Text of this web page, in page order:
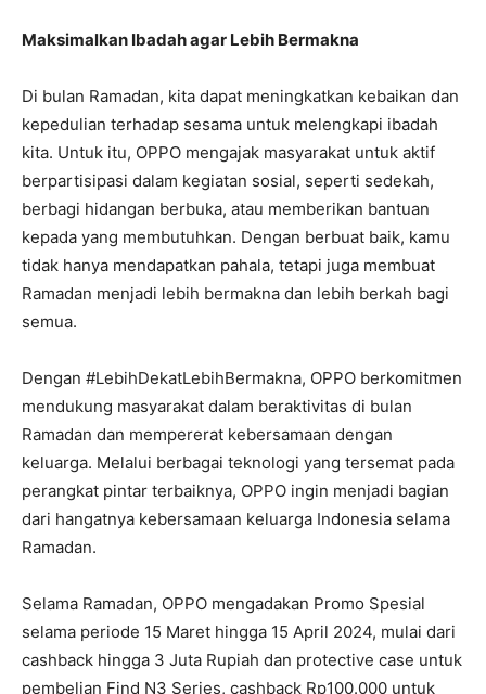
Maksimalkan Ibadah agar Lebih Bermakna
Di bulan Ramadan, kita dapat meningkatkan kebaikan dan
kepedulian terhadap sesama untuk melengkapi ibadah
kita. Untuk itu, OPPO mengajak masyarakat untuk aktif
berpartisipasi dalam kegiatan sosial, seperti sedekah,
berbagi hidangan berbuka, atau memberikan bantuan
kepada yang membutuhkan. Dengan berbuat baik, kamu
tidak hanya mendapatkan pahala, tetapi juga membuat
Ramadan menjadi lebih bermakna dan lebih berkah bagi
semua.
Dengan #LebihDekatLebihBermakna, OPPO berkomitmen
mendukung masyarakat dalam beraktivitas di bulan
Ramadan dan mempererat kebersamaan dengan
keluarga. Melalui berbagai teknologi yang tersemat pada
perangkat pintar terbaiknya, OPPO ingin menjadi bagian
dari hangatnya kebersamaan keluarga Indonesia selama
Ramadan.
Selama Ramadan, OPPO mengadakan Promo Spesial
selama periode 15 Maret hingga 15 April 2024, mulai dari
cashback hingga 3 Juta Rupiah dan protective case untuk
pembelian Find N3 Series, cashback Rp100.000 untuk